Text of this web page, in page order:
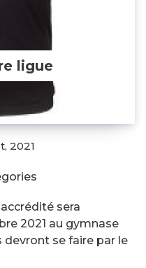
ligue
2021
sera
2021 au gymnase
devront se faire par le